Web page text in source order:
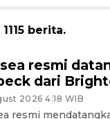
berita.
resmi
dari
2026 4:18 WIB
resmi